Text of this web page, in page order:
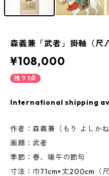
森義兼「武者」掛軸（尺
¥108,000
残り1点
International shipping
作者：森義兼（もり よしかね
画題：武者
季節：春、端午の節句
寸法：巾71cm×丈200cm（尺